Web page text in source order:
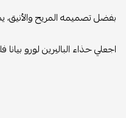
بفضل تصميمه المريح والأنيق،
اجعلي حذاء الباليرين لورو